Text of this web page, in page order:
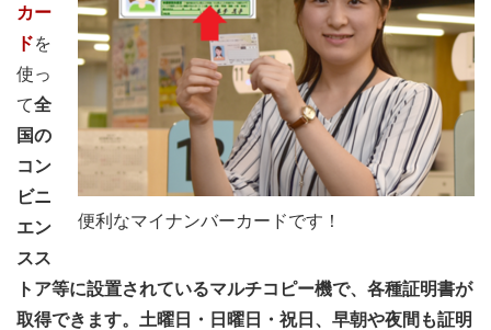
便利なマイナンバーカードです！
カー
ドを
使っ
て全
国の
コン
ビニ
エン
スス
トア等に設置されているマルチコピー機で、各種証明書が
取得できます。土曜日・日曜日・祝日、早朝や夜間も証明